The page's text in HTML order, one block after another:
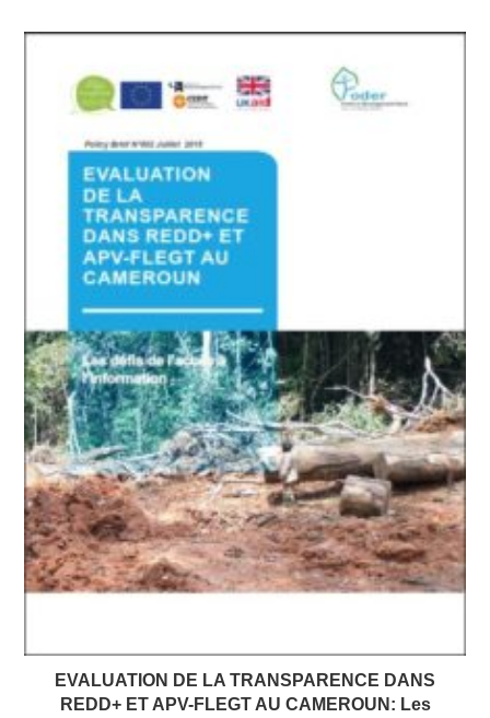
EVALUATION DE LA TRANSPARENCE DANS
REDD+ ET APV-FLEGT AU CAMEROUN: Les